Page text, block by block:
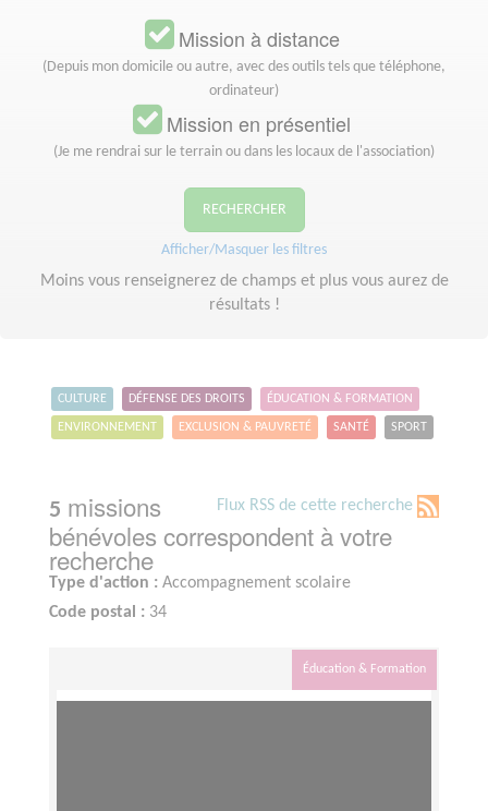
Mission à distance
(Depuis mon domicile ou autre, avec des outils tels que téléphone,
ordinateur)
Mission en présentiel
(Je me rendrai sur le terrain ou dans les locaux de l'association)
RECHERCHER
Afficher/Masquer les filtres
Moins vous renseignerez de champs et plus vous aurez de
résultats !
CULTURE DÉFENSE DES DROITS ÉDUCATION & FORMATION
ENVIRONNEMENT EXCLUSION & PAUVRETÉ SANTÉ SPORT
Flux RSS de cette recherche
5 missions
bénévoles correspondent à votre
recherche
Type d'action : Accompagnement scolaire
Code postal : 34
Éducation & Formation